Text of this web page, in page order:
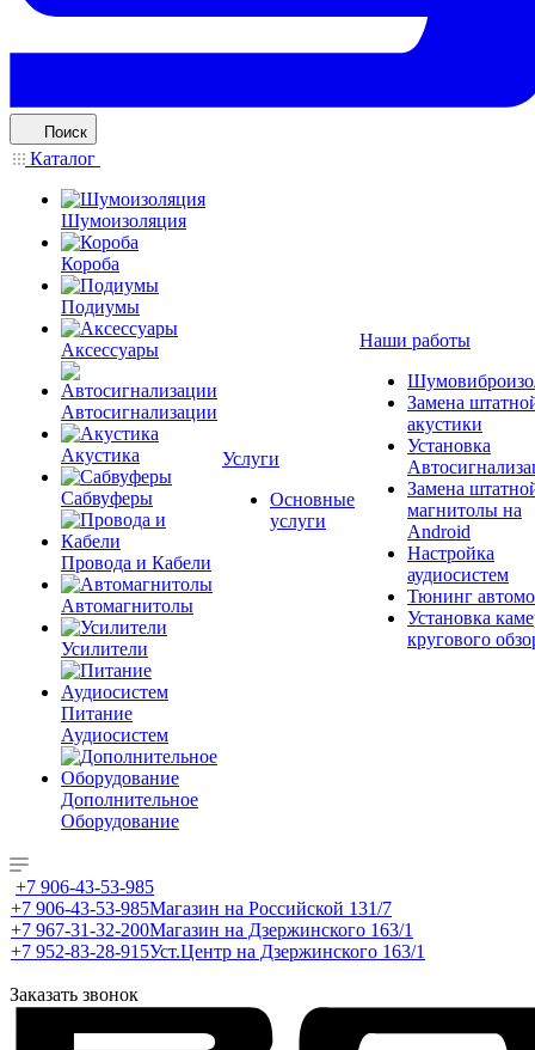
Поиск
Каталог
Шумоизоляция
Короба
Подиумы
Аксессуары
Автосигнализации
Акустика
Сабвуферы
Провода и Кабели
Автомагнитолы
Усилители
Питание
Аудиосистем
Дополнительное
Оборудование
Услуги
Основные
услуги
Наши работы
Замена
акустики
Установка
Замена
магнитолы на
Android
Настройка
аудиосистем
Тюнинг
Установка
кругового
+7 906-43-53-985
+7 906-43-53-985Магазин на Российской 131/7
+7 967-31-32-200Магазин на Дзержинского 163/1
+7 952-83-28-915Уст.Центр на Дзержинского 163/1
Заказать звонок